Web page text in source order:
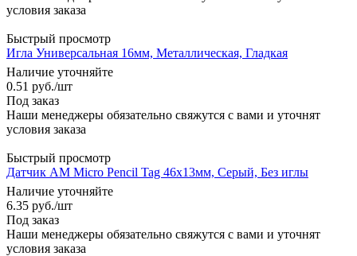
условия заказа
Быстрый просмотр
Игла Универсальная 16мм, Металлическая, Гладкая
Наличие уточняйте
0.51 руб./шт
Под заказ
Наши менеджеры обязательно свяжутся с вами и уточнят
условия заказа
Быстрый просмотр
Датчик АМ Miсro Pencil Tag 46х13мм, Серый, Без иглы
Наличие уточняйте
6.35 руб./шт
Под заказ
Наши менеджеры обязательно свяжутся с вами и уточнят
условия заказа